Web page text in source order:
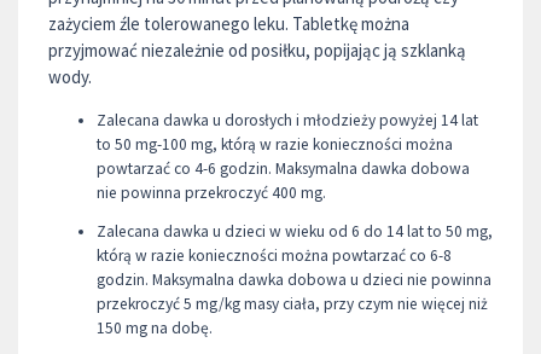
zażyciem źle tolerowanego leku. Tabletkę można
przyjmować niezależnie od posiłku, popijając ją szklanką
wody.
Zalecana dawka u dorosłych i młodzieży powyżej 14 lat
to 50 mg-100 mg, którą w razie konieczności można
powtarzać co 4-6 godzin. Maksymalna dawka dobowa
nie powinna przekroczyć 400 mg.
Zalecana dawka u dzieci w wieku od 6 do 14 lat to 50 mg,
którą w razie konieczności można powtarzać co 6-8
godzin. Maksymalna dawka dobowa u dzieci nie powinna
przekroczyć 5 mg/kg masy ciała, przy czym nie więcej niż
150 mg na dobę.